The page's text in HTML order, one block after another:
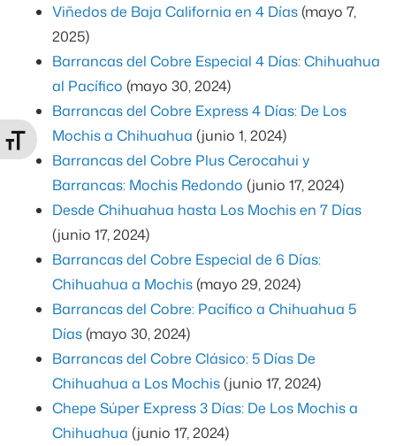
tamaño de letra
Viñedos de Baja California en 4 Días (mayo 7,
2025)
Barrancas del Cobre Especial 4 Días: Chihuahua
al Pacífico (mayo 30, 2024)
Barrancas del Cobre Express 4 Días: De Los
Mochis a Chihuahua (junio 1, 2024)
Barrancas del Cobre Plus Cerocahui y
Barrancas: Mochis Redondo (junio 17, 2024)
Desde Chihuahua hasta Los Mochis en 7 Días
(junio 17, 2024)
Barrancas del Cobre Especial de 6 Días:
Chihuahua a Mochis (mayo 29, 2024)
Barrancas del Cobre: Pacífico a Chihuahua 5
Días (mayo 30, 2024)
Barrancas del Cobre Clásico: 5 Días De
Chihuahua a Los Mochis (junio 17, 2024)
Chepe Súper Express 3 Días: De Los Mochis a
Chihuahua (junio 17, 2024)